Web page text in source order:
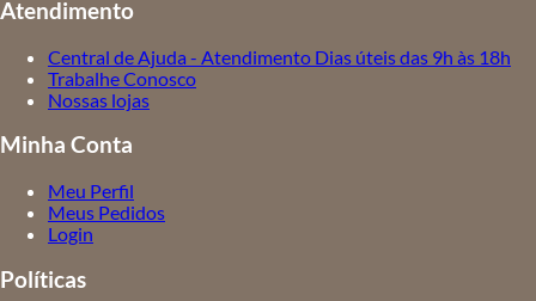
Atendimento
Central de Ajuda - Atendimento Dias úteis das 9h às 18h
Trabalhe Conosco
Nossas lojas
Minha Conta
Meu Perfil
Meus Pedidos
Login
Políticas